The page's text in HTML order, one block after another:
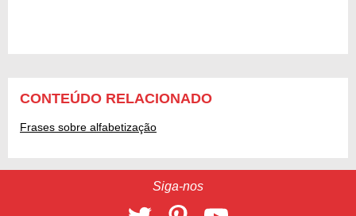
CONTEÚDO RELACIONADO
Frases sobre alfabetização
Siga-nos